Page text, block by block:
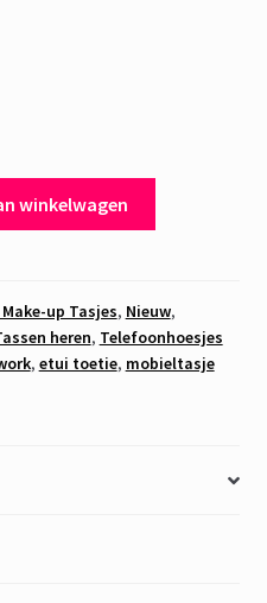
winkelwagen
up Tasjes, Nieuw,
heren, Telefoonhoesjes
, etui toetie, mobieltasje